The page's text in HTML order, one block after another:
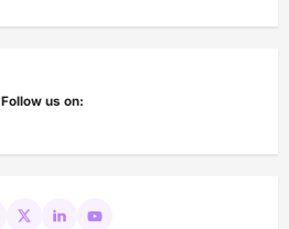
Follow us on: